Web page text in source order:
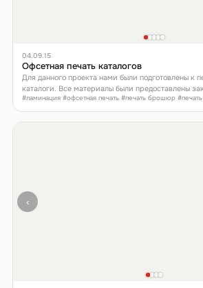
04.09.15
Офсетная печать каталогов
Для данного проекта нами были подготовлены к
каталоги. Все материалы были предоставлены
#ламинация #офсетная печать #печать брошюр #печать
‹